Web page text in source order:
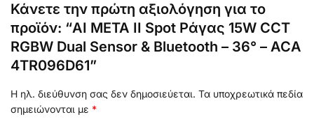
Κάνετε την πρώτη αξιολόγηση για το
προϊόν: “AI META II Spot Ράγας 15W CCT
RGBW Dual Sensor & Bluetooth – 36° – ACA
4TR096D61”
Η ηλ. διεύθυνση σας δεν δημοσιεύεται. Τα υποχρεωτικά πεδία
σημειώνονται με *